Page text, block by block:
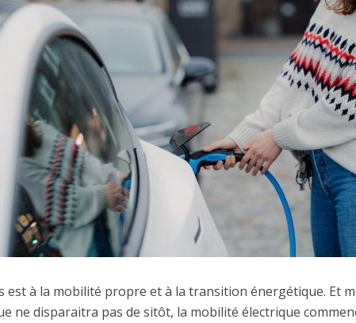
est à la mobilité propre et à la transition énergétique. Et
ne disparaitra pas de sitôt, la mobilité électrique